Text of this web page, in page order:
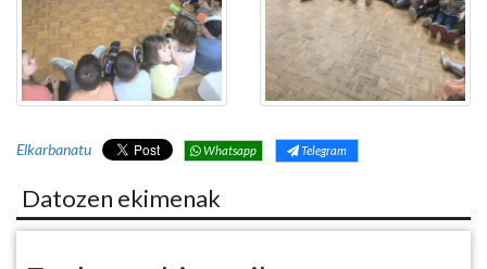
Elkarbanatu Whatsapp Telegram
Datozen ekimenak